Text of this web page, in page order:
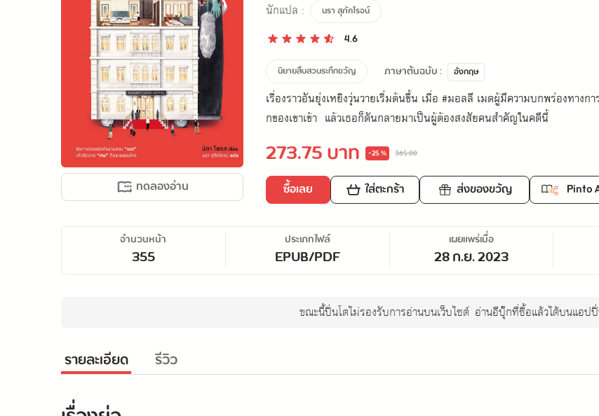
ทดลองอ่าน
นักแปล : นรา สุภัคโรจน์
4.6
นิยายสืบสวนระทึกขวัญ ภาษาต้นฉบับ : อังกฤษ
เรื่องราวอันยุ่งเหยิงวุ่นวายเริ่มต้นขึ้น เมื่อ #มอลลี เมดผู้มีความบกพร่องทาง
กของเขาเข้า แล้วเธอก็ดันกลายมาเป็นผู้ต้องสงสัยคนสำคัญในคดีนี้
273.75 บาท -25 % 365.00
ซื้อเลย ใส่ตะกร้า ส่งของขวัญ Pinto
จำนวนหน้า
355
ประเภทไฟล์
EPUB/PDF
เผยแพร่เมื่อ
28 ก.ย. 2023
ขณะนี้ปิ่นโตไม่รองรับการอ่านบนเว็บไซต์ อ่านอีบุ๊กที่ซื้อแล้วได้บนแอป
รายละเอียด รีวิว